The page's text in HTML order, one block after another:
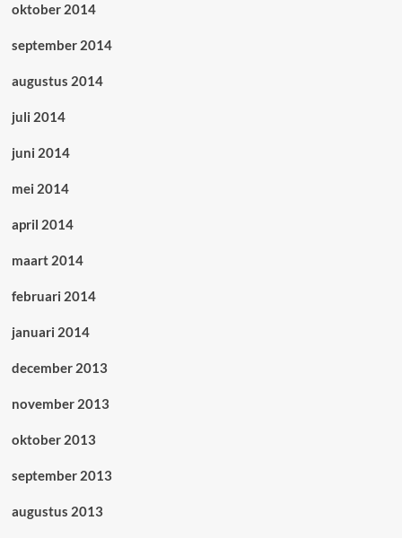
oktober 2014
september 2014
augustus 2014
juli 2014
juni 2014
mei 2014
april 2014
maart 2014
februari 2014
januari 2014
december 2013
november 2013
oktober 2013
september 2013
augustus 2013